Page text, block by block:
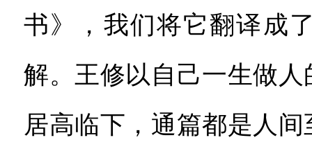
书》，我们将它翻译成
解。王修以自己一生做
居高临下，通篇都是人